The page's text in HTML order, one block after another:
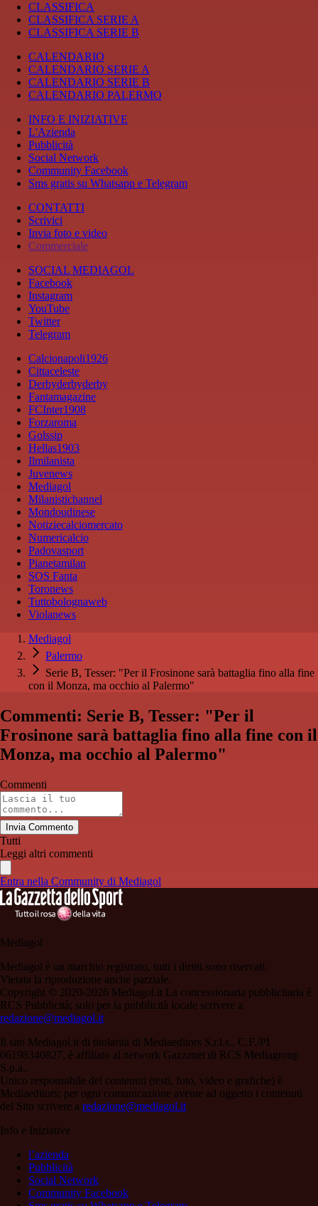
CLASSIFICA
CLASSIFICA SERIE A
CLASSIFICA SERIE B
CALENDARIO
CALENDARIO SERIE A
CALENDARIO SERIE B
CALENDARIO PALERMO
INFO E INIZIATIVE
L'Azienda
Pubblicità
Social Network
Community Facebook
Sms gratis su Whatsapp e Telegram
CONTATTI
Scrivici
Invia foto e video
Commerciale
SOCIAL MEDIAGOL
Facebook
Instagram
YouTube
Twitter
Telegram
Calcionapoli1926
Cittaceleste
Derbyderbyderby
Fantamagazine
FCInter1908
Forzaroma
Golssip
Hellas1903
Ilmilanista
Juvenews
Mediagol
Milanistichannel
Mondoudinese
Notiziecalciomercato
Numericalcio
Padovasport
Pianetamilan
SOS Fanta
Toronews
Tuttobolognaweb
Violanews
Mediagol
Palermo
Serie B, Tesser: "Per il Frosinone sarà battaglia fino alla fine
con il Monza, ma occhio al Palermo"
Commenti: Serie B, Tesser: "Per il
Frosinone sarà battaglia fino alla fine con il
Monza, ma occhio al Palermo"
Commenti
Invia Commento
Tutti
Leggi altri commenti
Entra nella Community di Mediagol
Mediagol
Mediagol è un marchio registrato, tutti i diritti sono riservati.
Vietata la riproduzione anche parziale.
Copyright © 2020-2026 Mediagol.it La concessionaria pubblicitaria è
RCS Pubblicità; solo per la pubblicità locale scrivere a
redazione@mediagol.it
Il sito Mediagol.it di titolarità di Mediaeditors S.r.l.s., C.F./PI
06198340827, è affiliato al network Gazzanet di RCS Mediagroup
S.p.a..
Unico responsabile dei contenuti (testi, foto, video e grafiche) è
Mediaeditors; per ogni comunicazione avente ad oggetto i contenuti
del Sito scrivere a redazione@mediagol.it
Info e Iniziative
l’azienda
Pubblicità
Social Network
Community Facebook